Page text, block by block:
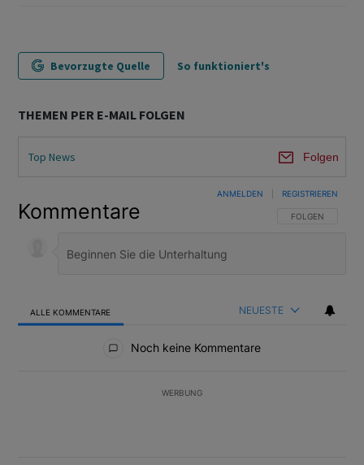
Bevorzugte Quelle So funktioniert's
THEMEN PER E-MAIL FOLGEN
Top News Folgen
Kommentare FOLGE DIESER
FOLGEN
ANMELDEN REGISTRIEREN
ALLE KOMMENTARE NEUESTE
Noch keine Kommentare
WERBUNG